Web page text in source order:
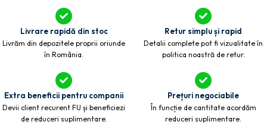
Livrare rapidă din stoc
Livrăm din depozitele proprii oriunde
în România.
Retur simplu și rapid
Detalii complete pot fi vizualitate în
politica noastră de retur.
Extra beneficii pentru companii
Devii client recurent FU și beneficiezi
de reduceri suplimentare.
Prețuri negociabile
În funcție de cantitate acordăm
reduceri suplimentare.